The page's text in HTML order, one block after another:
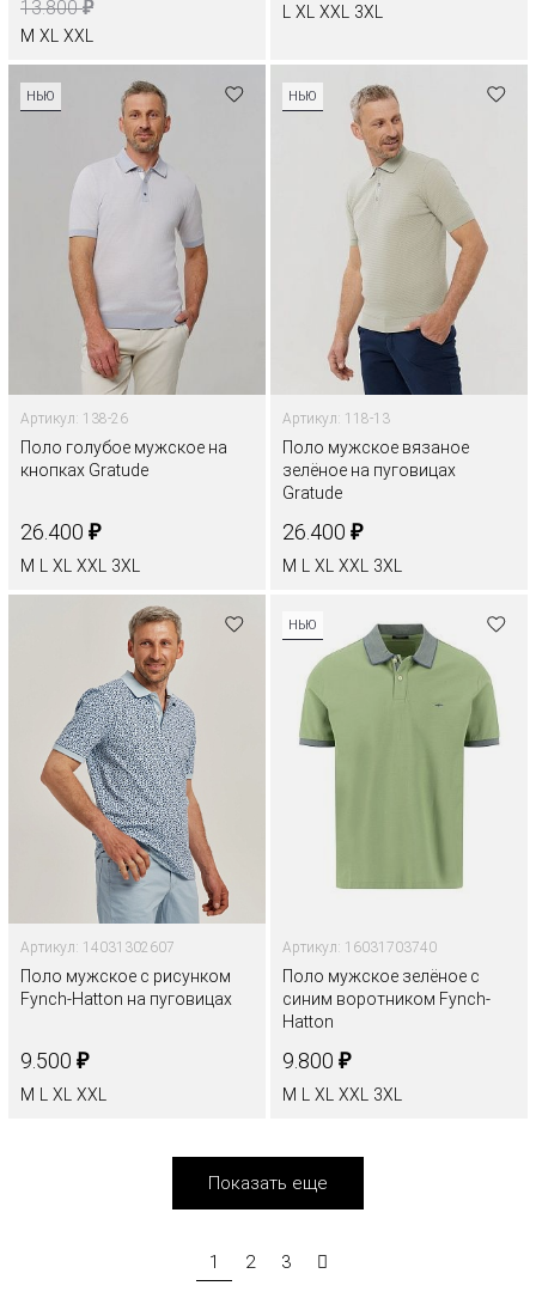
13.800₽
M XL XXL
L XL XXL 3XL
НЬЮ
Артикул: 138-26
Поло голубое мужское на
кнопках Gratude
26.400 ₽
M XL XXL 3XL
НЬЮ
Артикул: 118-13
Поло мужское вязаное
зелёное на пуговицах
Gratude
26.400 ₽
M XL XXL 3XL
Артикул: 14031302607
Поло мужское с рисунком
Fynch-Hatton на пуговицах
9.500 ₽
M XL XXL
НЬЮ
Артикул: 16031703740
Поло мужское зелёное с
синим воротником Fynch-
Hatton
9.800 ₽
M XL XXL 3XL
Показать еще
1 2 3